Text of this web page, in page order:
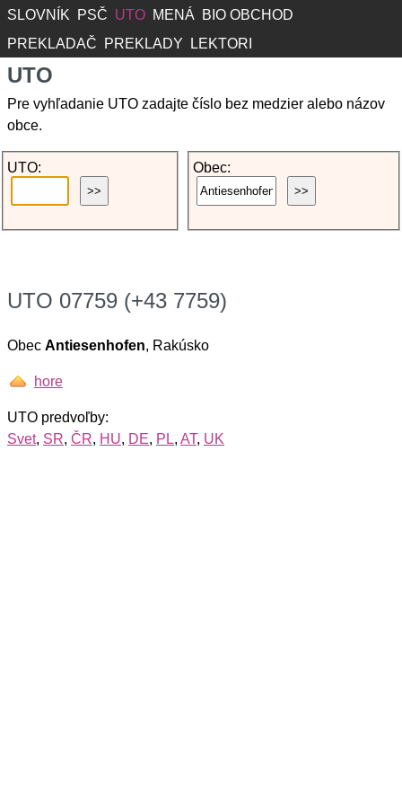
SLOVNÍK PSČ UTO MENÁ
BIO OBCHOD
PREKLADAČ
PREKLADY LEKTORI
UTO
Pre vyhľadanie UTO zadajte číslo bez medzier alebo názov
obce.
UTO: Obec:
UTO 07759 (+43 7759)
Obec Antiesenhofen, Rakúsko
hore
UTO predvoľby:
Svet, SR, ČR, HU, DE, PL, AT, UK